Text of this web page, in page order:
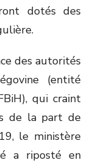
dotés des
des autorités
(entité
qui craint
de la part de
le ministère
a riposté en